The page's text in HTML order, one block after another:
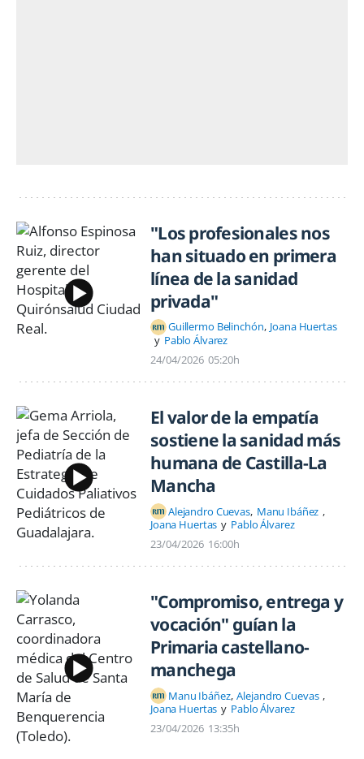
"Los profesionales nos
han situado en primera
línea de la sanidad
privada"
Guillermo Belinchón Joana Huertas
Pablo Álvarez
24/04/2026 05:20h
El valor de la empatía
sostiene la sanidad más
humana de Castilla-La
Mancha
Alejandro Cuevas Manu Ibáñez
Joana Huertas
Pablo Álvarez
23/04/2026 16:00h
"Compromiso, entrega y
vocación" guían la
Primaria castellano-
manchega
Manu Ibáñez Alejandro Cuevas
Joana Huertas
Pablo Álvarez
23/04/2026 13:35h